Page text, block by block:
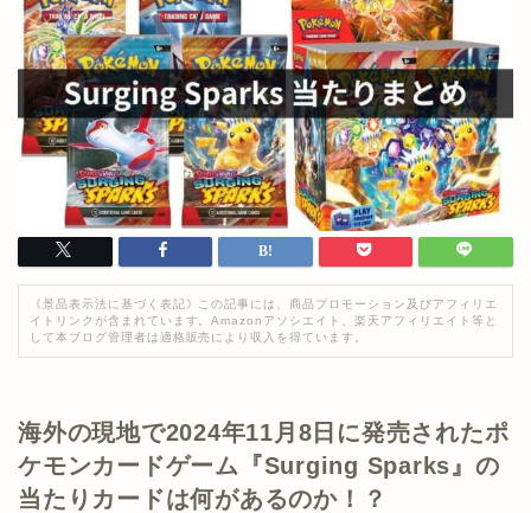
《景品表示法に基づく表記》この記事には、商品プロモーション及びアフィリエ
イトリンクが含まれています。Amazonアソシエイト、楽天アフィリエイト等と
して本ブログ管理者は適格販売により収入を得ています。
海外の現地で2024年11月8日に発売されたポ
ケモンカードゲーム『Surging Sparks』の
当たりカードは何があるのか！？